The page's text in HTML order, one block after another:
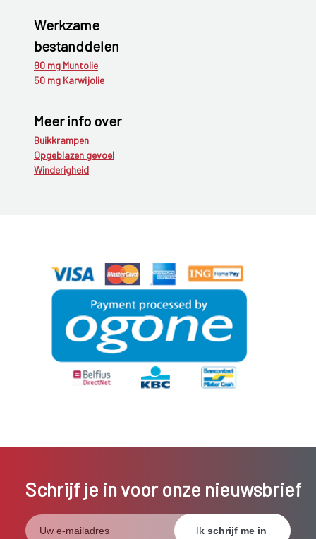
Werkzame
bestanddelen
90 mg Muntolie
50 mg Karwijolie
Meer info over
Buikkrampen
Opgeblazen gevoel
Winderigheid
Schrijf je in voor onze nieuwsbrief